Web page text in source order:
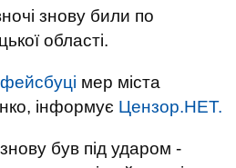
знову били по
області.
фейсбуці мер міста
інформує Цензор.НЕТ.
був під ударом -